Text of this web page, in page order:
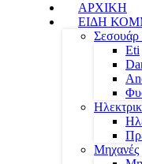
ΑΡΧΙΚΗ
ΕΙΔΗ
Eti
Μηχανές